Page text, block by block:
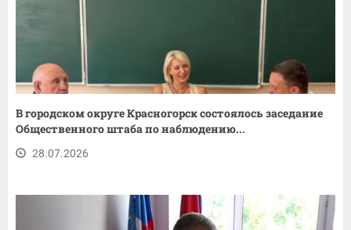
В городском округе Красногорск состоялось заседание
Общественного штаба по наблюдению...
28.07.2026